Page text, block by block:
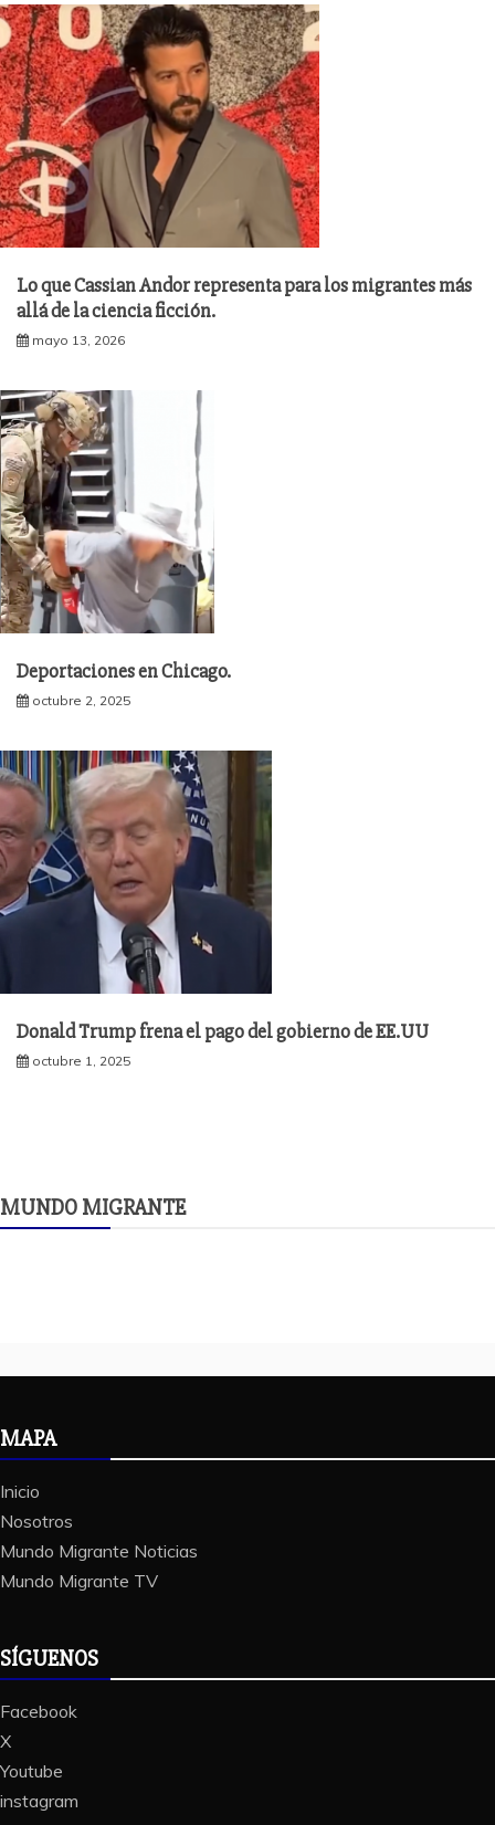
Lo que Cassian Andor representa para los migrantes más
allá de la ciencia ficción.
mayo 13, 2026
Deportaciones en Chicago.
octubre 2, 2025
Donald Trump frena el pago del gobierno de EE.UU
octubre 1, 2025
MUNDO MIGRANTE
MAPA
Inicio
Nosotros
Mundo Migrante Noticias
Mundo Migrante TV
SÍGUENOS
Facebook
X
Youtube
instagram